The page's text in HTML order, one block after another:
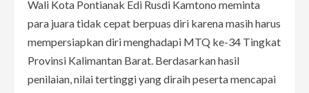
Wali Kota Pontianak Edi Rusdi Kamtono meminta
para juara tidak cepat berpuas diri karena masih harus
mempersiapkan diri menghadapi MTQ ke-34 Tingkat
Provinsi Kalimantan Barat. Berdasarkan hasil
penilaian, nilai tertinggi yang diraih peserta mencapai